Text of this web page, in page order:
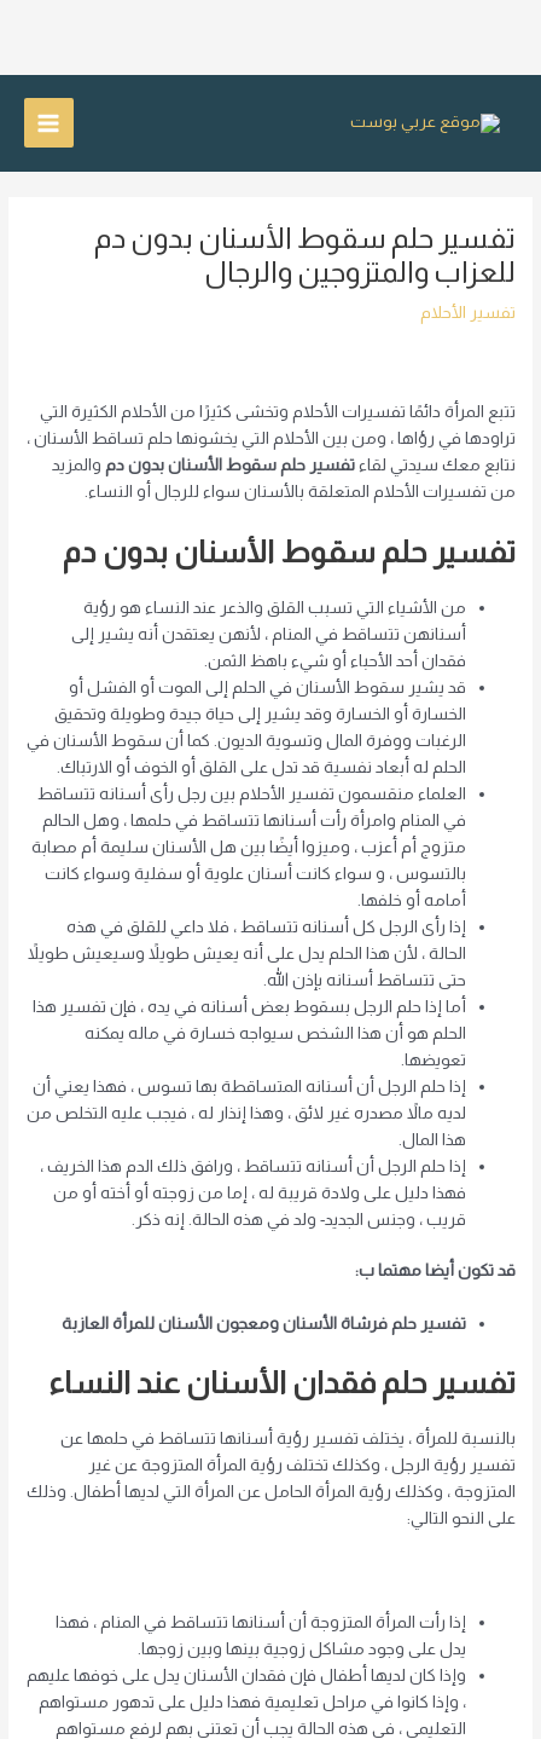
Main
تفسير حلم سقوط الأسنان بدون دم
للعزاب والمتزوجين والرجال
تفسير الأحلام
تتبع المرأة دائمًا تفسيرات الأحلام وتخشى كثيرًا من الأحلام الكثيرة التي
تراودها في رؤاها ، ومن بين الأحلام التي يخشونها حلم تساقط الأسنان ،
نتابع معك سيدتي لقاءتفسير حلم سقوط الأسنان بدون دم والمزيد
من تفسيرات الأحلام المتعلقة بالأسنان سواء للرجال أو النساء.
تفسير حلم سقوط الأسنان بدون دم
من الأشياء التي تسبب القلق والذعر عند النساء هو رؤية
أسنانهن تتساقط في المنام ، لأنهن يعتقدن أنه يشير إلى
فقدان أحد الأحباء أو شيء باهظ الثمن.
قد يشير سقوط الأسنان في الحلم إلى الموت أو الفشل أو
الخسارة أو الخسارة وقد يشير إلى حياة جيدة وطويلة وتحقيق
الرغبات ووفرة المال وتسوية الديون. كما أن سقوط الأسنان في
الحلم له أبعاد نفسية قد تدل على القلق أو الخوف أو الارتباك.
العلماء منقسمون تفسير الأحلام بين رجل رأى أسنانه تتساقط
في المنام وامرأة رأت أسنانها تتساقط في حلمها ، وهل الحالم
متزوج أم أعزب ، وميزوا أيضًا بين هل الأسنان سليمة أم مصابة
بالتسوس ، و سواء كانت أسنان علوية أو سفلية وسواء كانت
أمامه أو خلفها.
إذا رأى الرجل كل أسنانه تتساقط ، فلا داعي للقلق في هذه
الحالة ، لأن هذا الحلم يدل على أنه يعيش طويلاً وسيعيش طويلاً
حتى تتساقط أسنانه بإذن الله.
أما إذا حلم الرجل بسقوط بعض أسنانه في يده ، فإن تفسير هذا
الحلم هو أن هذا الشخص سيواجه خسارة في ماله يمكنه
تعويضها.
إذا حلم الرجل أن أسنانه المتساقطة بها تسوس ، فهذا يعني أن
لديه مالاً مصدره غير لائق ، وهذا إنذار له ، فيجب عليه التخلص من
هذا المال.
إذا حلم الرجل أن أسنانه تتساقط ، ورافق ذلك الدم هذا الخريف ،
فهذا دليل على ولادة قريبة له ، إما من زوجته أو أخته أو من
قريب ، وجنس الجديد- ولد في هذه الحالة. إنه ذكر.
قد تكون أيضا مهتما ب:
تفسير حلم فرشاة الأسنان ومعجون الأسنان للمرأة العازبة
تفسير حلم فقدان الأسنان عند النساء
بالنسبة للمرأة ، يختلف تفسير رؤية أسنانها تتساقط في حلمها عن
تفسير رؤية الرجل ، وكذلك تختلف رؤية المرأة المتزوجة عن غير
المتزوجة ، وكذلك رؤية المرأة الحامل عن المرأة التي لديها أطفال. وذلك
على النحو التالي:
إذا رأت المرأة المتزوجة أن أسنانها تتساقط في المنام ، فهذا
يدل على وجود مشاكل زوجية بينها وبين زوجها.
وإذا كان لديها أطفال فإن فقدان الأسنان يدل على خوفها عليهم
، وإذا كانوا في مراحل تعليمية فهذا دليل على تدهور مستواهم
التعليمي ، في هذه الحالة يجب أن تعتني بهم لرفع مستواهم